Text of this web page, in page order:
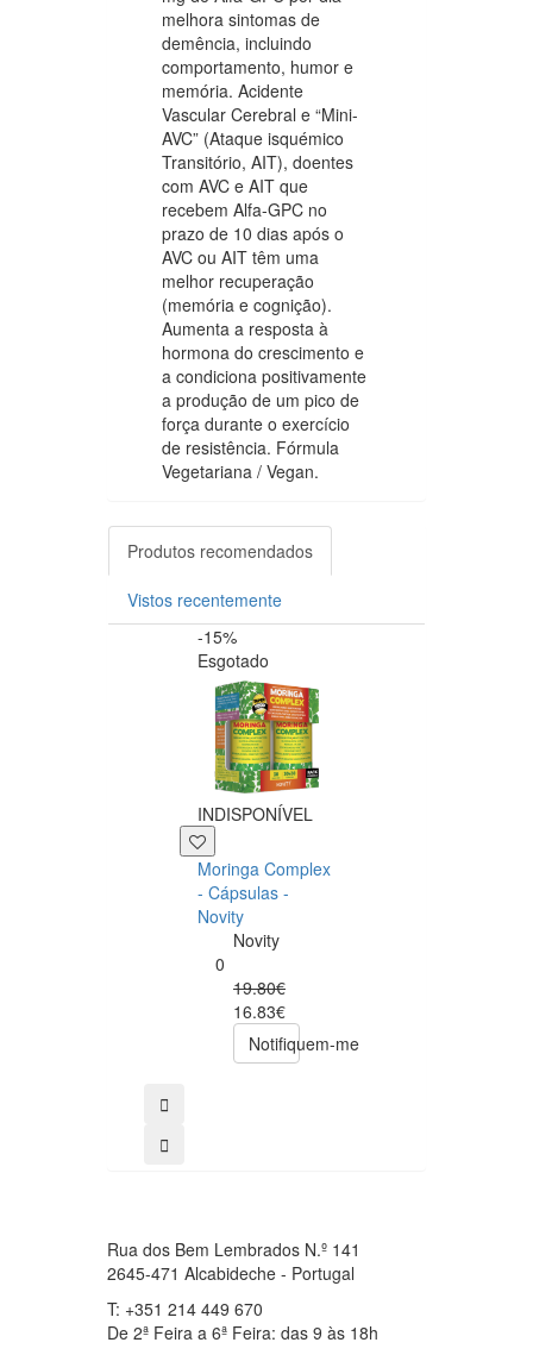
melhora sintomas de
demência, incluindo
comportamento, humor e
memória. Acidente
Vascular Cerebral e “Mini-
AVC” (Ataque isquémico
Transitório, AIT), doentes
com AVC e AIT que
recebem Alfa-GPC no
prazo de 10 dias após o
AVC ou AIT têm uma
melhor recuperação
(memória e cognição).
Aumenta a resposta à
hormona do crescimento e
a condiciona positivamente
a produção de um pico de
força durante o exercício
de resistência. Fórmula
Vegetariana / Vegan.
Produtos recomendados
Vistos recentemente
-15%
Esgotado
INDISPONÍVEL
Moringa Complex
- Cápsulas -
Novity
Novity
0
19.80€
16.83€
Notifiquem-me
Rua dos Bem Lembrados N.º 141
2645-471 Alcabideche - Portugal
T: +351 214 449 670
De 2ª Feira a 6ª Feira: das 9 às 18h